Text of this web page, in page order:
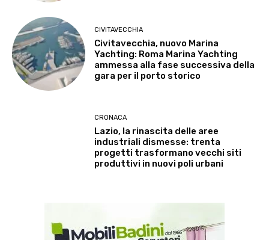
CIVITAVECCHIA
Civitavecchia, nuovo Marina
Yachting: Roma Marina Yachting
ammessa alla fase successiva della
gara per il porto storico
CRONACA
Lazio, la rinascita delle aree
industriali dismesse: trenta
progetti trasformano vecchi siti
produttivi in nuovi poli urbani